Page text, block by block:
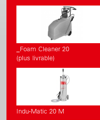
_Foam Cleaner 20
(plus livrable)
Indu-Matic 20 M